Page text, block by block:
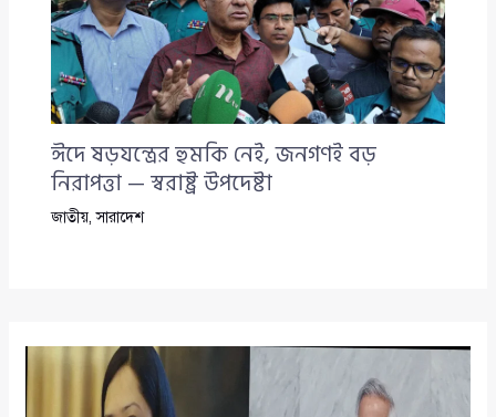
ঈদে ষড়যন্ত্রের হুমকি নেই, জনগণই বড়
নিরাপত্তা — স্বরাষ্ট্র উপদেষ্টা
জাতীয়,সারাদেশ